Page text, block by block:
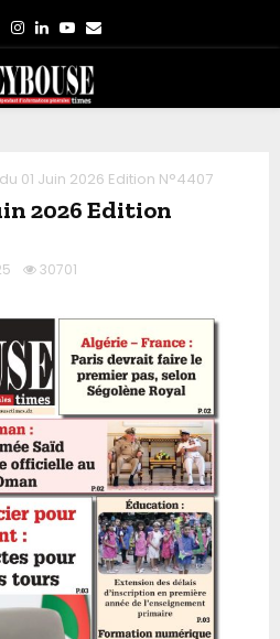
Instagram
LinkedinYoutube
Email
01 Juin 2026 Edition N°4407
2026 Edition
30701